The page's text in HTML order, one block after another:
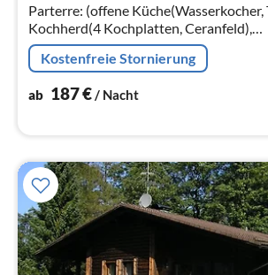
Parterre: (offene Küche(Wasserkocher,
Kochherd(4 Kochplatten, Ceranfeld),
Dunstabzugshaube,
Spülmaschine, Kühlschrank(+
Kostenfreie Stornierung
ab 187€ / Nacht